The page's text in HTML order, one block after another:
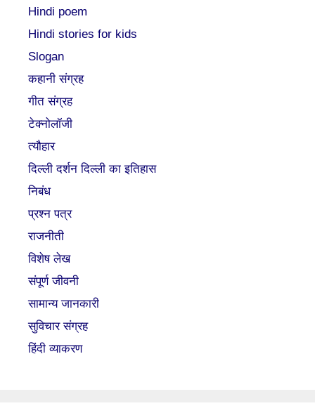
Hindi poem
Hindi stories for kids
Slogan
कहानी संग्रह
गीत संग्रह
टेक्नोलॉजी
त्यौहार
दिल्ली दर्शन दिल्ली का इतिहास
निबंध
प्रश्न पत्र
राजनीती
विशेष लेख
संपूर्ण जीवनी
सामान्य जानकारी
सुविचार संग्रह
हिंदी व्याकरण